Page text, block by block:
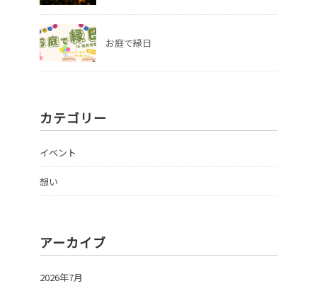
お庭で縁日
カテゴリー
イベント
想い
アーカイブ
2026年7月